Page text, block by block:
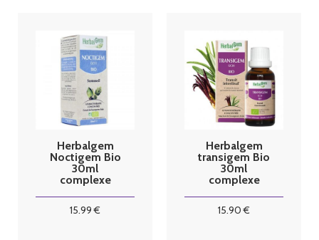
Herbalgem
Noctigem Bio
30ml
complexe
15.99 €
Herbalgem
transigem Bio
30ml
complexe
15.90 €